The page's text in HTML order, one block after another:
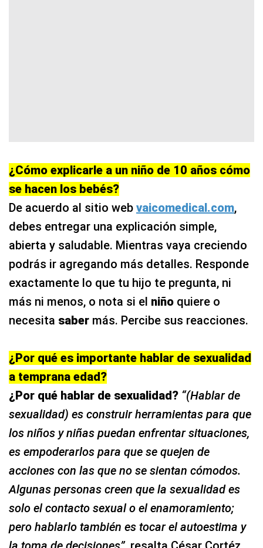
¿Cómo explicarle a un niño de 10 años cómo
se hacen los bebés?
De acuerdo al sitio web vaicomedical.com,
debes entregar una explicación simple,
abierta y saludable. Mientras vaya creciendo
podrás ir agregando más detalles. Responde
exactamente lo que tu hijo te pregunta, ni
más ni menos, o nota si el niño quiere o
necesita saber más. Percibe sus reacciones.
¿Por qué es importante hablar de sexualidad
a temprana edad?
¿Por qué hablar de sexualidad? “(Hablar de
sexualidad) es construir herramientas para que
los niños y niñas puedan enfrentar situaciones,
es empoderarlos para que se quejen de
acciones con las que no se sientan cómodos.
Algunas personas creen que la sexualidad es
solo el contacto sexual o el enamoramiento;
pero hablarlo también es tocar elautoestima y